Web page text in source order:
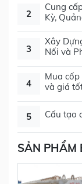
2
Cung
Kỳ,
3
Xây
Nối và
4
Mua
và giá
5 Cấu tạo
SẢN PHẨM